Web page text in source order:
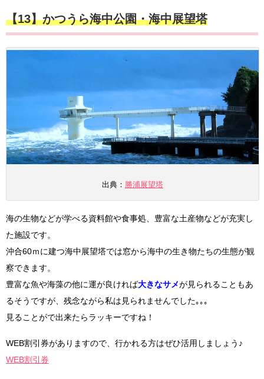
【13】かつうら海中公園・海中展望塔
出典： 勝浦展望塔
海の生物などが学べる資料館や食事処、豊富な土産物などが充実し
た施設です。
沖合60ｍに建つ海中展望塔では窓から海中の生き物たちの生態が観
察できます。
豊富な魚や海藻の他に運が良ければ大きなサメが見られることもあ
るそうですが、残念ながら私は見られませんでした｡｡｡
見ることがで出来たらラッキーですね！
WEB割引券がありますので、行かれる方はぜひ活用しましょう♪
WEB割引券